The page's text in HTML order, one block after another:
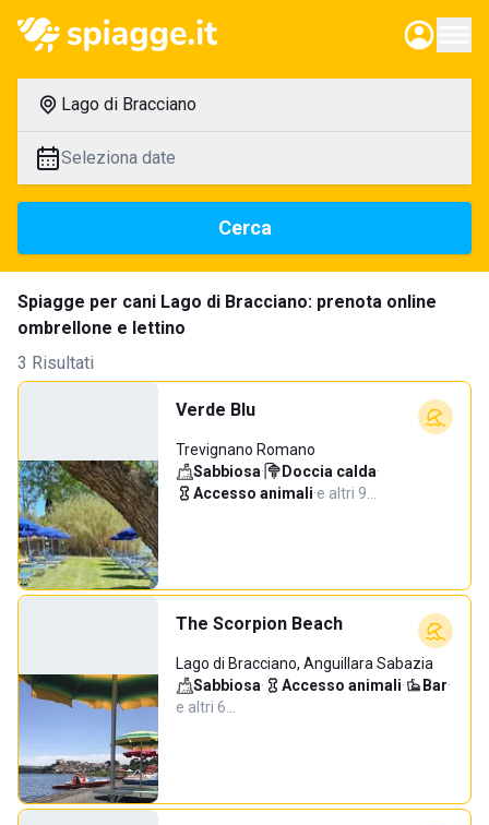
Lago di Bracciano
Seleziona date
Cerca
Spiagge per cani Lago di Bracciano: prenota online
ombrellone e lettino
3 Risultati
Verde Blu
Trevignano Romano
Sabbiosa· Doccia calda·
Accesso animali·e altri 9…
The Scorpion Beach
Lago di Bracciano, Anguillara Sabazia
Sabbiosa· Accesso animali· Bar·
e altri 6…